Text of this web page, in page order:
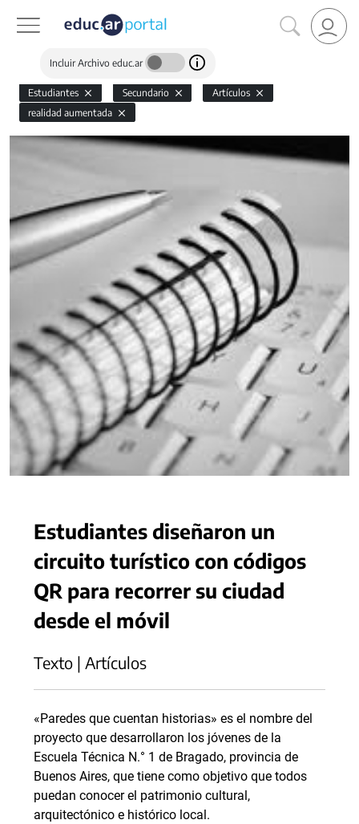
Incluir Archivo educ.ar
Estudiantes Secundario
Artículos
realidad aumentada
Estudiantes diseñaron un
circuito turístico con códigos
QR para recorrer su ciudad
desde el móvil
Texto | Artículos
«Paredes que cuentan historias» es el nombre del
proyecto que desarrollaron los jóvenes de la
Escuela Técnica N.° 1 de Bragado, provincia de
Buenos Aires, que tiene como objetivo que todos
puedan conocer el patrimonio cultural,
arquitectónico e histórico local.